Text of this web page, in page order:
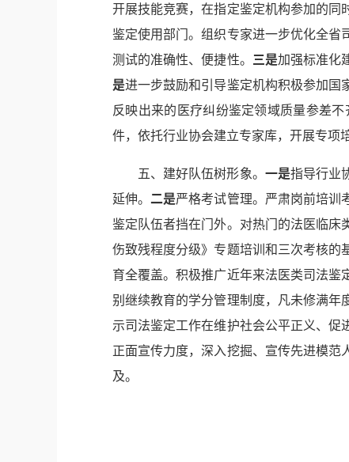
开展技能竞赛，在指定鉴定机构参加的
鉴定使用部门。组织专家进一步优化全
测试的准确性、便捷性。 三是加强标准化
是进一步鼓励和引导鉴定机构积极参加国
反映出来的医疗纠纷鉴定领域质量参差
件，依托行业协会建立专家库，开展专项
五、建好队伍树形象。 一是指导行业
延伸。二是严格考试管理。严肃岗前培训
鉴定队伍者挡在门外。对热门的法医临
伤致残程度分级》专题培训和三次考核的
育全覆盖。积极推广近年来法医类司法
别继续教育的学分管理制度，凡未修满年
示司法鉴定工作在维护社会公平正义、
正面宣传力度，深入挖掘、宣传先进模
及。